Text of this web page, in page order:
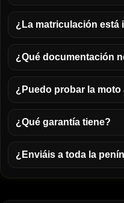
¿La matriculación está
¿Qué documentación
¿Puedo probar la
¿Qué garantía tiene?
¿Enviáis a toda la